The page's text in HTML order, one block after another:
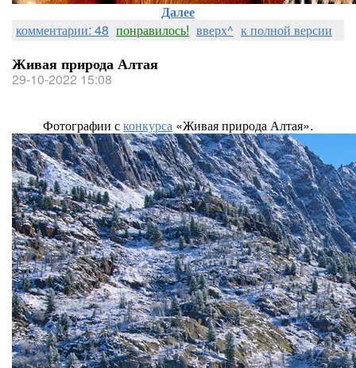
Далее
комментарии: 48 понравилось! вверх^ к полной версии
Живая природа Алтая
29-10-2022 15:08
Фотографии сконкурса «Живая природа Алтая».